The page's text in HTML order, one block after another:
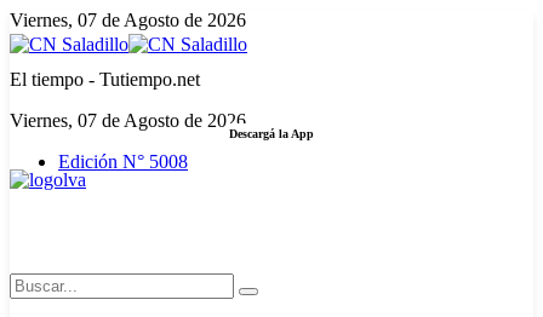
Viernes, 07 de Agosto de 2026
El tiempo - Tutiempo.net
Viernes, 07 de Agosto de 2026
Edición N° 5008
Descargá la App